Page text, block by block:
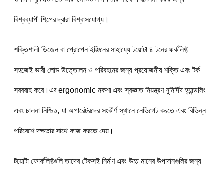
বিশ্বব্যাপী শিল্পের দ্বারা বিশ্বাসযোগ্য।
শক্তিশালী ডিজেল বা প্রোপেন ইঞ্জিনের সাহায্যে টয়োটা ৪ টনের ফর্কলিফ্ট
সহজেই ভারী লোড উত্তোলন ও পরিবহনের জন্য প্রয়োজনীয় শক্তি এবং টর্ক
সরবরাহ করে।এর ergonomic নকশা এবং স্বজ্ঞাত নিয়ন্ত্রণ সুনির্দিষ্ট হ্যান্ডলিং
এবং চালনা নিশ্চিত, যা অপারেটরদের সংকীর্ণ স্থানে নেভিগেট করতে এবং বিভিন্ন
পরিবেশে দক্ষতার সাথে কাজ করতে দেয়।
টয়োটা ফোর্কলিফ্টগুলি তাদের টেকসই নির্মাণ এবং উচ্চ মানের উপাদানগুলির জন্য